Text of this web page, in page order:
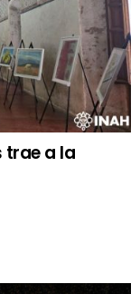
trae a la